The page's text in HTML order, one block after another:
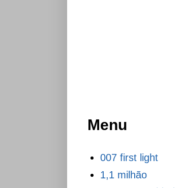
Menu
007 first light
1,1 milhão